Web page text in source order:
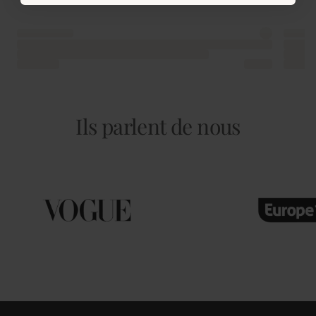
Ils parlent de nous